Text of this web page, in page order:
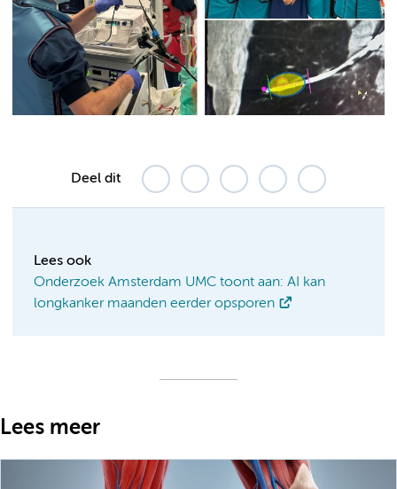
Deel dit
Lees ook
Onderzoek Amsterdam UMC toont aan: AI kan
longkanker maanden eerder opsporen
Lees meer